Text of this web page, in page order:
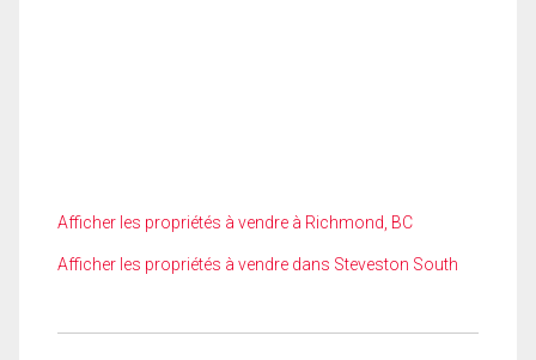
Afficher les propriétés à vendre à Richmond, BC
Afficher les propriétés à vendre dans Steveston South